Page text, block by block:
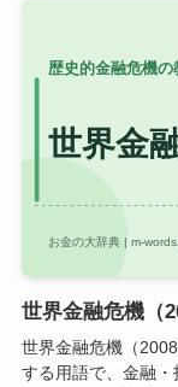
世界金融危機（
世界金融危機（
する用語で、金融